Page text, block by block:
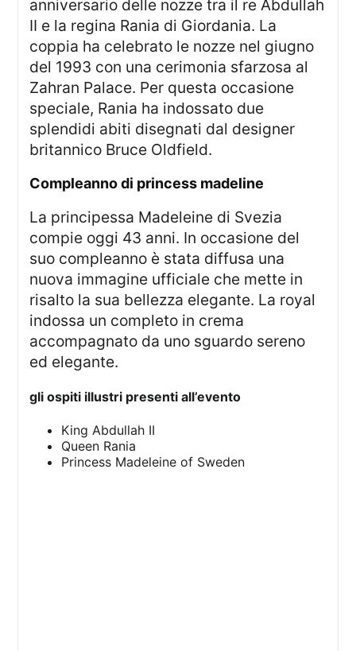
anniversario delle nozze tra il re Abdullah
II e la regina Rania di Giordania. La
coppia ha celebrato le nozze nel giugno
del 1993 con una cerimonia sfarzosa al
Zahran Palace. Per questa occasione
speciale, Rania ha indossato due
splendidi abiti disegnati dal designer
britannico Bruce Oldfield.
compleanno di princess madeline
La principessa Madeleine di Svezia
compie oggi 43 anni. In occasione del
suo compleanno è stata diffusa una
nuova immagine ufficiale che mette in
risalto la sua bellezza elegante. La royal
indossa un completo in crema
accompagnato da uno sguardo sereno
ed elegante.
gli ospiti illustri presenti all’evento
King Abdullah II
Queen Rania
Princess Madeleine of Sweden